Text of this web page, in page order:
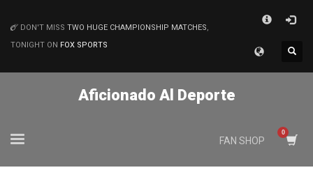
MATCHES
DON'T MISS TWO HUGE CHAMPIONSHIP MATCHES,
TONIGHT ON FOX SPORTS
Aficionado Al Deporte
FAN SHOP